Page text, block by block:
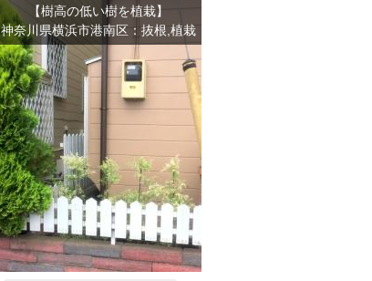
【樹高の低い樹を植栽】
神奈川県横浜市港南区：抜根,植栽